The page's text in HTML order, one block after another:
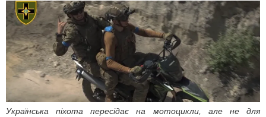
Українська піхота пересідає на мотоцикли, але не для